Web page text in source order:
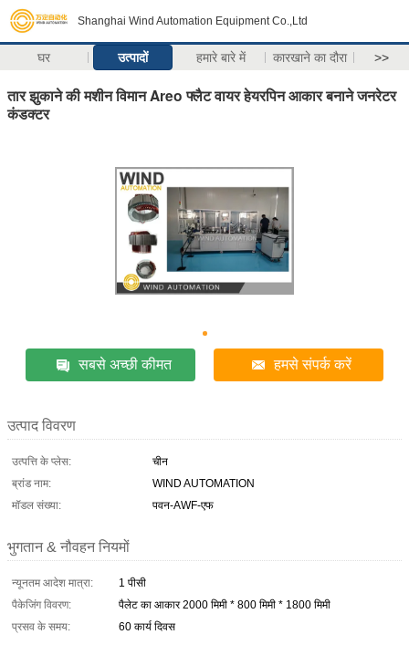
Shanghai Wind Automation Equipment Co.,Ltd
घर उत्पादों हमारे बारे में कारखाने का दौरा >>
तार झुकाने की मशीन विमान Areo फ्लैट वायर हेयरपिन आकार बनाने जनरेटर
कंडक्टर
सबसे अच्छी कीमत हमसे संपर्क करें
उत्पाद विवरण
उत्पत्ति के प्लेस:
चीन
ब्रांड नाम:
WIND AUTOMATION
मॉडल संख्या:
पवन-AWF-एफ
भुगतान & नौवहन नियमों
न्यूनतम आदेश मात्रा:
1 पीसी
पैकेजिंग विवरण:
पैलेट का आकार 2000 मिमी * 800 मिमी * 1800 मिमी
प्रसव के समय:
60 कार्य दिवस